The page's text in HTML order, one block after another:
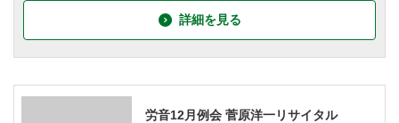
詳細を見る
労音12月例会 菅原洋一リサイタル